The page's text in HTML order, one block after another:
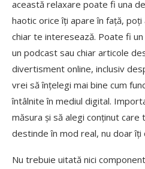
această relaxare poate fi una
haotic orice îți apare în față,
chiar te interesează. Poate fi
un podcast sau chiar articole
divertisment online, inclusiv
vrei să înțelegi mai bine cum
întâlnite în mediul digital.
măsura și să alegi conținut
destinde în mod real, nu doar îți
Nu trebuie uitată nici